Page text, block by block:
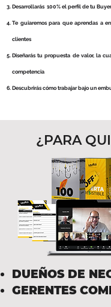
Desarrollarás 100% el perfil de tu
Te guiaremos para que aprendas a
clientes
Diseñarás tu propuesta de valor, la
competencia
Descubrirás cómo trabajar bajo un
¿PARA
DUEÑOS DE
GERENTES